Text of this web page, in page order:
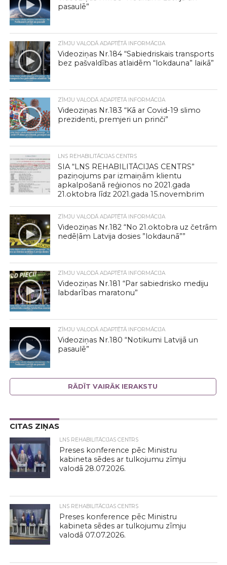
pasaulē”
ZĪMJU VALODĀ ADAPTĒTĀ INFORMĀCIJA
Videoziņas Nr.184 “Sabiedriskais transports
bez pašvaldības atlaidēm “lokdauna” laikā”
ZĪMJU VALODĀ ADAPTĒTĀ INFORMĀCIJA
Videoziņas Nr.183 “Kā ar Covid-19 slimo
prezidenti, premjeri un prinči”
LNS REHABILITĀCIJAS CENTRS
SIA “LNS REHABILITĀCIJAS CENTRS”
paziņojums par izmaiņām klientu
apkalpošanā reģionos no 2021.gada
21.oktobra līdz 2021.gada 15.novembrim
ZĪMJU VALODĀ ADAPTĒTĀ INFORMĀCIJA
Videoziņas Nr.182 “No 21.oktobra uz četrām
nedēļām Latvija dosies ”lokdaunā””
ZĪMJU VALODĀ ADAPTĒTĀ INFORMĀCIJA
Videoziņas Nr.181 “Par sabiedrisko mediju
labdarības maratonu”
ZĪMJU VALODĀ ADAPTĒTĀ INFORMĀCIJA
Videoziņas Nr.180 “Notikumi Latvijā un
pasaulē”
RĀDĪT VAIRĀK IERAKSTU
CITAS ZIŅAS
LNS REHABILITĀCIJAS CENTRS
Preses konference pēc Ministru
kabineta sēdes ar tulkojumu zīmju
valodā 28.07.2026.
LNS REHABILITĀCIJAS CENTRS
Preses konference pēc Ministru
kabineta sēdes ar tulkojumu zīmju
valodā 07.07.2026.